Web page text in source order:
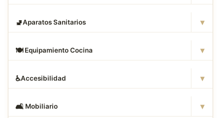
🚽Aparatos Sanitarios ▾
🍽️ Equipamiento Cocina ▾
♿Accesibilidad ▾
🛋 ️ Mobiliario ▾